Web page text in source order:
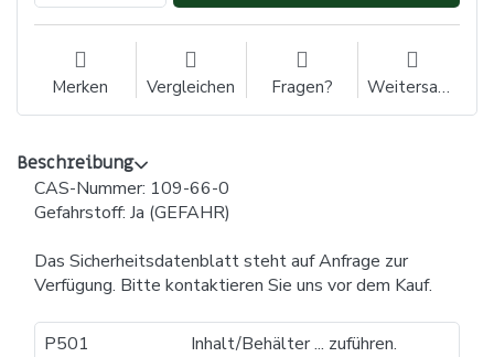
Merken Vergleichen Fragen? Weitersagen
Beschreibung
CAS-Nummer: 109-66-0
Gefahrstoff: Ja (GEFAHR)
Das Sicherheitsdatenblatt steht auf Anfrage zur
Verfügung. Bitte kontaktieren Sie uns vor dem Kauf.
P501
Inhalt/Behälter ... zuführen.